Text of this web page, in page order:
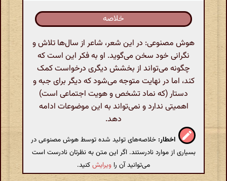
خلاصه
هوش مصنوعی: در این شعر، شاعر از سال‌ها تلاش و
نگرانی خود سخن می‌گوید. او به فکر این است که
چگونه می‌تواند از بخشش دیگری درخواست کمک
کند، اما در نهایت متوجه می‌شود که دیگر برای جبه و
دستار (که نماد تشخص و هویت اجتماعی است)
اهمیتی ندارد و نمی‌تواند به این موضوعات ادامه
دهد.
اخطار: خلاصه‌های تولید شده توسط هوش مصنوعی در
بسیاری از موارد نادرستند. اگر این متن به نظرتان نادرست است
می‌توانید آن را ویرایشکنید.